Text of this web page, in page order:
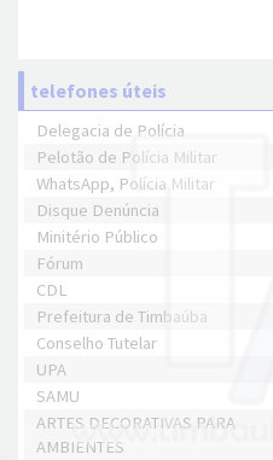
telefones úteis
Delegacia de Polícia
Pelotão de Polícia Militar
WhatsApp, Polícia Militar
Disque Denúncia
Minitério Público
Fórum
CDL
Prefeitura de Timbaúba
Conselho Tutelar
UPA
SAMU
ARTES DECORATIVAS PARA
AMBIENTES